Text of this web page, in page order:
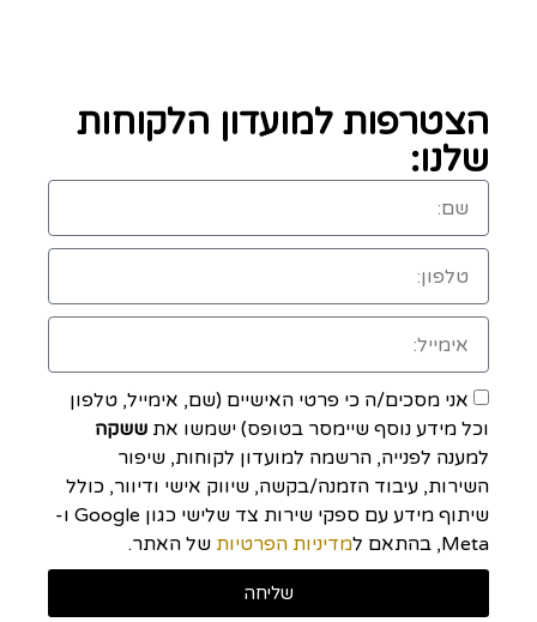
הצטרפות למועדון הלקוחות
שלנו:
אני מסכים/ה כי פרטי האישיים (שם, אימייל, טלפון
וכל מידע נוסף שיימסר בטופס) ישמשו את ששקה
למענה לפנייה, הרשמה למועדון לקוחות, שיפור
השירות, עיבוד הזמנה/בקשה, שיווק אישי ודיוור, כולל
שיתוף מידע עם ספקי שירות צד שלישי כגון Google ו-
Meta, בהתאם ל
מדיניות הפרטיות של האתר.
שליחה